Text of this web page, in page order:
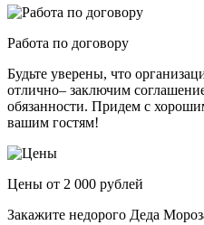
Работа по договору
Будьте уверены, что
отлично– заключим
обязанности. Придем с
вашим гостям!
Цены от 2 000 рублей
Закажите недорого Деда